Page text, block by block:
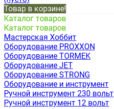
Товар в корзине!
Каталог товаров
Каталог товаров
Мастерская Хоббит
Оборудование PROXXON
Оборудование TORMEK
Оборудование JET
Оборудование STRONG
Оборудование и инструмент
Ручной инструмент 230 вольт
Ручной инструмент 12 вольт